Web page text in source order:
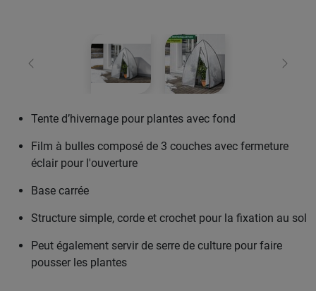
retour
Tente d’hivernage pour plantes avec fond
Film à bulles composé de 3 couches avec fermeture
éclair pour l'ouverture
Base carrée
Structure simple, corde et crochet pour la fixation au sol
Peut également servir de serre de culture pour faire
pousser les plantes